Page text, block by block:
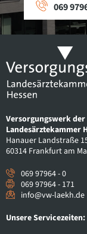
069
Versorgungswerk der
Landesärztekammer
Hanauer Landstraße
60314 Frankfurt am
069 97964 - 0
069 97964 - 171
info@vw-laekh.de
Unsere Servicezeiten: